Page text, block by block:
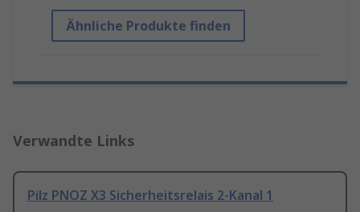
Ähnliche Produkte finden
Verwandte Links
Pilz PNOZ X3 Sicherheitsrelais 2-Kanal 1